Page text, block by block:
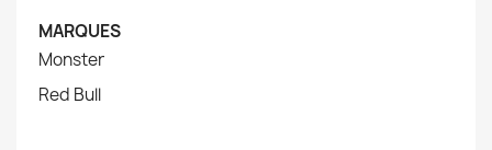
MARQUES
Monster
Red Bull